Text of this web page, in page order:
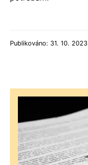
Publikováno: 31. 10. 2023